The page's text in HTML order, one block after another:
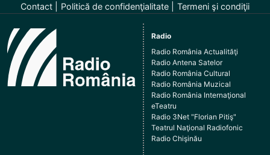
Contact Politică de confidenţialitate Termeni şi condiţii
Radio
Radio România Actualităţi
Radio Antena Satelor
Radio România Cultural
Radio România Muzical
Radio România Internaţional
eTeatru
Radio 3Net "Florian Pitiş"
Teatrul Naţional Radiofonic
Radio Chişinău